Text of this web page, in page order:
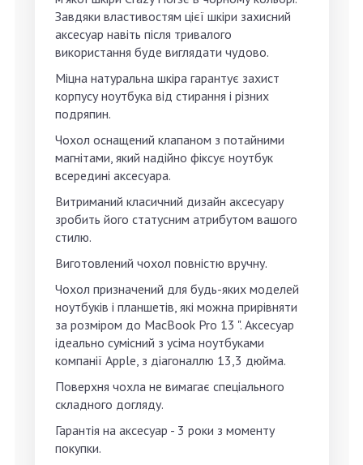
Завдяки властивостям цієї шкіри захисний
аксесуар навіть після тривалого
використання буде виглядати чудово.
Міцна натуральна шкіра гарантує захист
корпусу ноутбука від стирання і різних
подряпин.
Чохол оснащений клапаном з потайними
магнітами, який надійно фіксує ноутбук
всередині аксесуара.
Витриманий класичний дизайн аксесуару
зробить його статусним атрибутом вашого
стилю.
Виготовлений чохол повністю вручну.
Чохол призначений для будь-яких моделей
ноутбуків і планшетів, які можна прирівняти
за розміром до MacBook Pro 13 ". Аксесуар
ідеально сумісний з усіма ноутбуками
компанії Apple, з діагоналлю 13,3 дюйма.
Поверхня чохла не вимагає спеціального
складного догляду.
Гарантія на аксесуар - 3 роки з моменту
покупки.